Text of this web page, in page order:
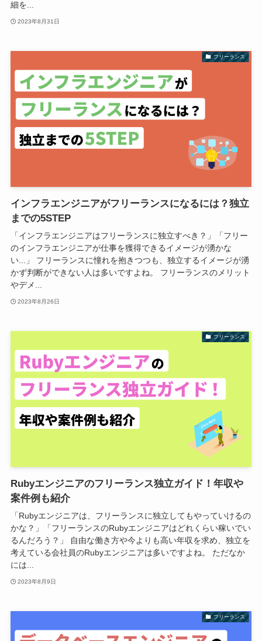
細を...
2023年8月31日
フリーランス
インフラエンジニアがフリーランスになるには？独立
までの5STEP
「インフラエンジニアはフリーランスに独立すべき？」「フリー
のインフラエンジニアが仕事を獲得できるイメージが湧かな
い...」 フリーランスに憧れを抱きつつも、独立するイメージが湧
かず判断ができない人は多いですよね。 フリーランスのメリット
やデメ...
2023年8月26日
フリーランス
Rubyエンジニアのフリーランス独立ガイド！年収や
案件例も紹介
「Rubyエンジニアは、フリーランスに独立してもやっていけるの
かな？」「フリーランスのRubyエンジニアはどれくらい稼いでい
るんだろう？」 自由な働き方や今よりも高い年収を求め、独立を
考えている会社員のRubyエンジニアは多いですよね。 ただなか
には...
2023年8月9日
フリーランス